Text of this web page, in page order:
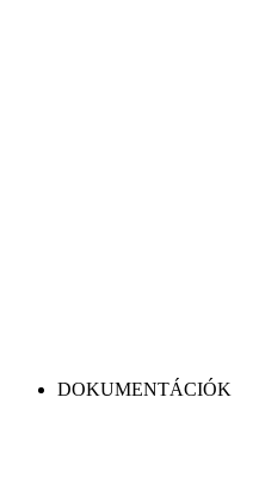
DOKUMENTÁCIÓK